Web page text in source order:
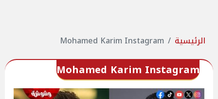
الرئيسية Mohamed Karim Instagram
Mohamed Karim Instagram